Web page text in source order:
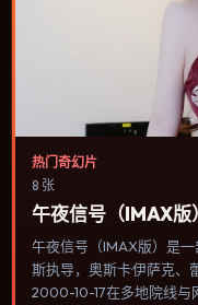
热门奇幻片
8 张
午夜信号（IMAX版）
午夜信号（IMAX版）是
斯执导，奥斯卡·伊萨克、
2000-10-17在多地院线与